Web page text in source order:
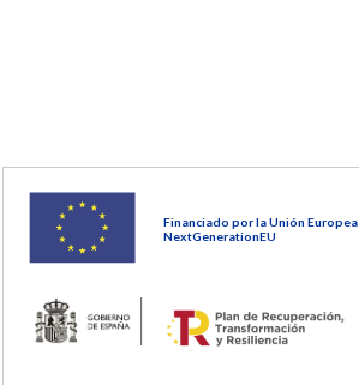
Financiado por la Unión Europea
NextGenerationEU